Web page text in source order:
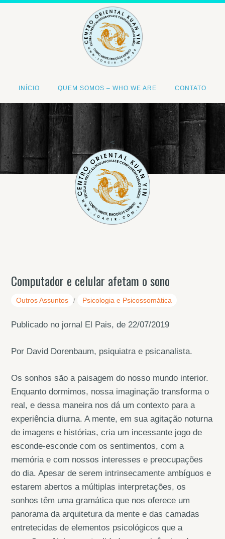
INÍCIO QUEM SOMOS – WHO WE ARE CONTATO
<
Computador e celular afetam o sono
Outros Assuntos / Psicologia e Psicossomática
Publicado no jornal El Pais, de 22/07/2019
Por David Dorenbaum, psiquiatra e psicanalista.
Os sonhos são a paisagem do nosso mundo interior.
Enquanto dormimos, nossa imaginação transforma o
real, e dessa maneira nos dá um contexto para a
experiência diurna. A mente, em sua agitação noturna
de imagens e histórias, cria um incessante jogo de
esconde-esconde com os sentimentos, com a
memória e com nossos interesses e preocupações
do dia. Apesar de serem intrinsecamente ambíguos e
estarem abertos a múltiplas interpretações, os
sonhos têm uma gramática que nos oferece um
panorama da arquitetura da mente e das camadas
entretecidas de elementos psicológicos que a